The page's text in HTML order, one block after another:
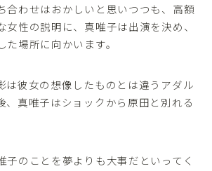
合わせはおかしいと思いつつも、高額
女性の説明に、真唯子は出演を決め、
場所に向かいます。
は彼女の想像したものとは違うアダル
、真唯子はショックから原田と別れる
子のことを夢よりも大事だといってく